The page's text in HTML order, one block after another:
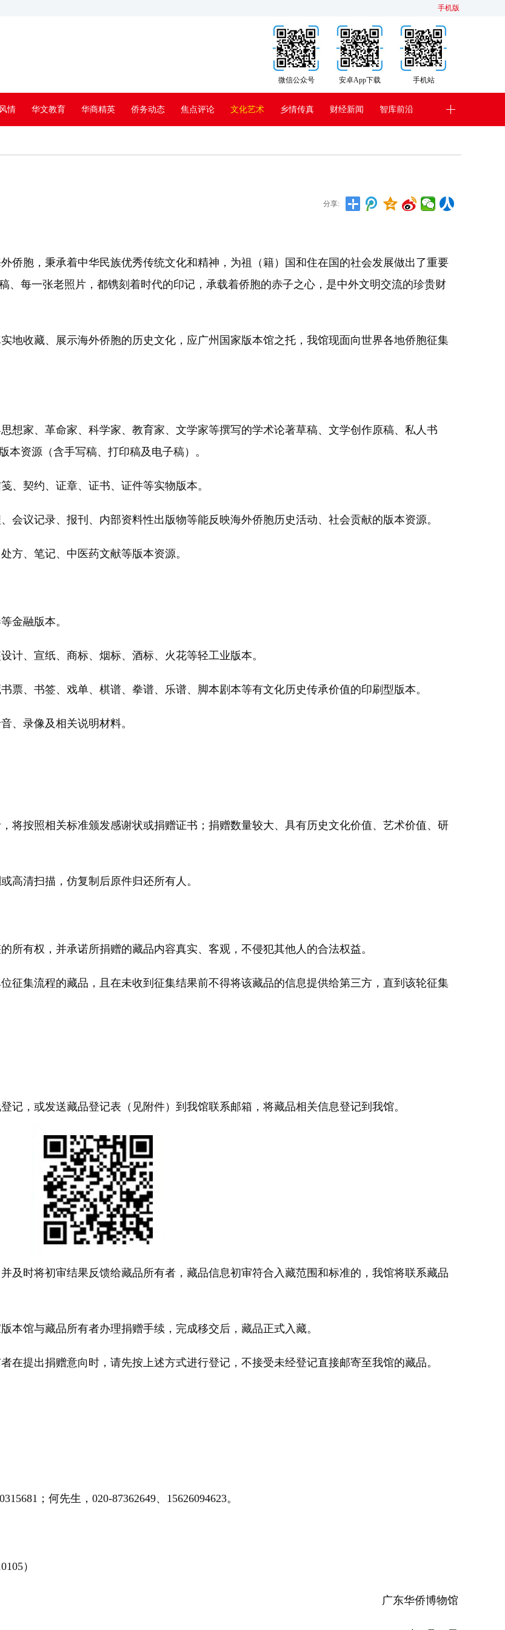
手机版
手机站
安卓App下载
微信公众号
情 华文教育 华商精英 侨务动态 焦点评论 文化艺术 乡情传真 财经新闻 智库前沿
分享:
胞，秉承着中华民族优秀传统文化和精神，为祖（籍）国和住在国的社会发展做出了重要
、每一张老照片，都镌刻着时代的印记，承载着侨胞的赤子之心，是中外文明交流的珍贵财
收藏、展示海外侨胞的历史文化，应广州国家版本馆之托，我馆现面向世界各地侨胞征集
家、革命家、科学家、教育家、文学家等撰写的学术论著草稿、文学创作原稿、私人书
资源（含手写稿、打印稿及电子稿）。
契约、证章、证书、证件等实物版本。
议记录、报刊、内部资料性出版物等能反映海外侨胞历史活动、社会贡献的版本资源。
、笔记、中医药文献等版本资源。
金融版本。
、宣纸、商标、烟标、酒标、火花等轻工业版本。
、书签、戏单、棋谱、拳谱、乐谱、脚本剧本等有文化历史传承价值的印刷型版本。
录像及相关说明材料。
按照相关标准颁发感谢状或捐赠证书；捐赠数量较大、具有历史文化价值、艺术价值、研
清扫描，仿复制后原件归还所有人。
有权，并承诺所捐赠的藏品内容真实、客观，不侵犯其他人的合法权益。
集流程的藏品，且在未收到征集结果前不得将该藏品的信息提供给第三方，直到该轮征集
，或发送藏品登记表（见附件）到我馆联系邮箱，将藏品相关信息登记到我馆。
时将初审结果反馈给藏品所有者，藏品信息初审符合入藏范围和标准的，我馆将联系藏品
馆与藏品所有者办理捐赠手续，完成移交后，藏品正式入藏。
提出捐赠意向时，请先按上述方式进行登记，不接受未经登记直接邮寄至我馆的藏品。
；何先生，020-87362649、15626094623。
）
广东华侨博物馆